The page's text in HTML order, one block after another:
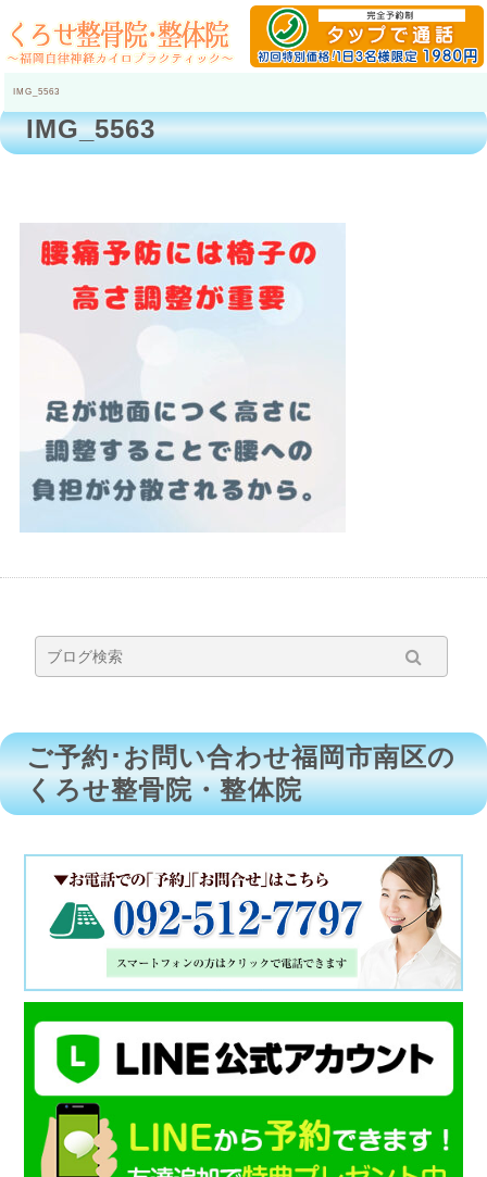
IMG_5563
IMG_5563
ご予約･お問い合わせ福岡市南区の
くろせ整骨院・整体院